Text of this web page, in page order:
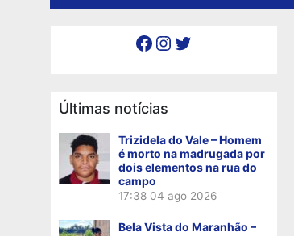
Facebook Instagram Twitter
Últimas notícias
Trizidela do Vale – Homem
é morto na madrugada por
dois elementos na rua do
campo
17:38 04 ago 2026
Bela Vista do Maranhão –